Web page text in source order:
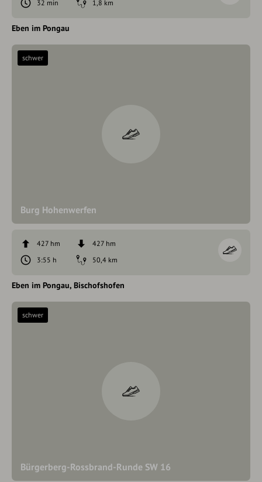
32 min
1,8 km
Eben im Pongau
Burg Hohenwerfen
schwer
427 hm
427 hm
3:55 h
50,4 km
Eben im Pongau Bischofshofen
Bürgerberg-Rossbrand-Runde SW 16
schwer